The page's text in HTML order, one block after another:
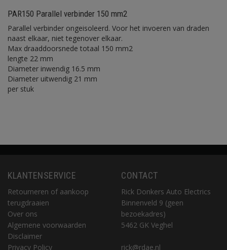
PAR150 Parallel verbinder 150 mm2
Parallel verbinder ongeisoleerd. Voor het invoeren van draden
naast elkaar, niet tegenover elkaar.
Max draaddoorsnede totaal 150 mm2
lengte 22 mm
Diameter inwendig 16.5 mm
Diameter uitwendig 21 mm
per stuk
KLANTENSERVICE
Retourneren of aankoop
terugdraaien
Over ons
Algemene voorwaarden
Disclaimer
Privacy Policy
CONTACT
Rick Donkers Auto Electrics
Binnenveld 9 (geen
bezoekadres)
5462 GK Veghel
rick@rdae.nl